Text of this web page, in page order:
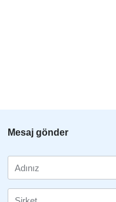
Mesaj gönder